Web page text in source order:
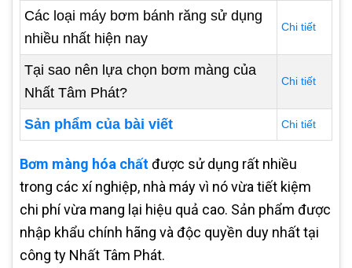
Các loại máy bơm bánh răng sử dụng
nhiều nhất hiện nay
Chi tiết
Tại sao nên lựa chọn bơm màng của
Nhất Tâm Phát?
Chi tiết
Sản phẩm của bài viết Chi tiết
Bơm màng hóa chấtđược sử dụng rất nhiều
trong các xí nghiệp, nhà máy vì nó vừa tiết kiệm
chi phí vừa mang lại hiệu quả cao. Sản phẩm được
nhập khẩu chính hãng và độc quyền duy nhất tại
công ty Nhất Tâm Phát.